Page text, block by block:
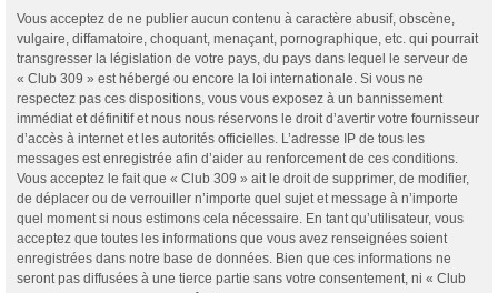
Vous acceptez de ne publier aucun contenu à caractère abusif, obscène,
vulgaire, diffamatoire, choquant, menaçant, pornographique, etc. qui pourrait
transgresser la législation de votre pays, du pays dans lequel le serveur de
« Club 309 » est hébergé ou encore la loi internationale. Si vous ne
respectez pas ces dispositions, vous vous exposez à un bannissement
immédiat et définitif et nous nous réservons le droit d’avertir votre fournisseur
d’accès à internet et les autorités officielles. L’adresse IP de tous les
messages est enregistrée afin d’aider au renforcement de ces conditions.
Vous acceptez le fait que « Club 309 » ait le droit de supprimer, de modifier,
de déplacer ou de verrouiller n’importe quel sujet et message à n’importe
quel moment si nous estimons cela nécessaire. En tant qu’utilisateur, vous
acceptez que toutes les informations que vous avez renseignées soient
enregistrées dans notre base de données. Bien que ces informations ne
seront pas diffusées à une tierce partie sans votre consentement, ni « Club